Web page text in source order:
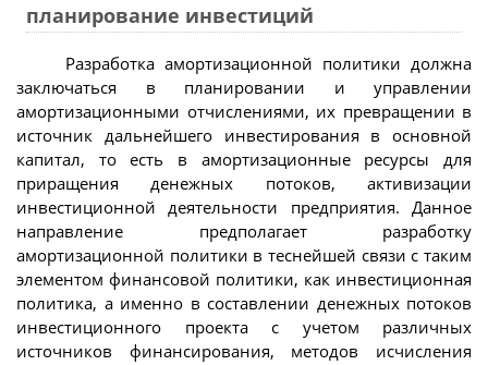
планирование инвестиций
Разработка амортизационной политики должна
заключаться в планировании и управлении
амортизационными отчислениями, их превращении в
источник дальнейшего инвестирования в основной
капитал, то есть в амортизационные ресурсы для
приращения денежных потоков, активизации
инвестиционной деятельности предприятия. Данное
направление предполагает разработку
амортизационной политики в теснейшей связи с таким
элементом финансовой политики, как инвестиционная
политика, а именно в составлении денежных потоков
инвестиционного проекта с учетом различных
источников финансирования, методов исчисления